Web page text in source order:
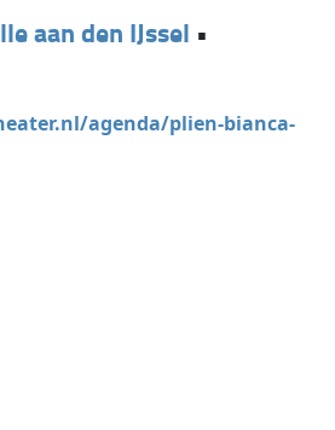
aan den IJssel •
agenda/plien-bianca-